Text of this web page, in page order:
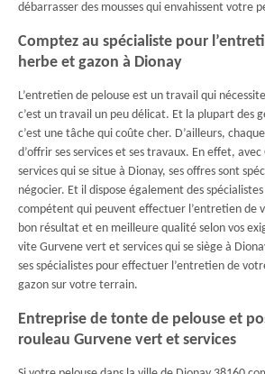
débarrasser des mousses qui envahissent votre
Comptez au spécialiste pour
herbe et gazon à Dionay
L’entretien de pelouse est un travail qui
c’est un travail un peu délicat. Et la plupart des
c’est une tâche qui coûte cher. D’ailleurs,
d’offrir ses services et ses travaux. En effet,
services qui se situe à Dionay, ses offres sont
négocier. Et il dispose également des
compétent qui peuvent effectuer l’entretien de
bon résultat et en meilleure qualité selon vos
vite Gurvene vert et services qui se siège à
ses spécialistes pour effectuer l’entretien de
gazon sur votre terrain.
Entreprise de tonte de pelouse et
rouleau Gurvene vert et services